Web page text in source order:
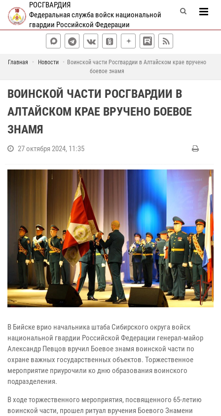
РОСГВАРДИЯ
Федеральная служба войск национальной
гвардии Российской Федерации
Главная Новости
Воинской части Росгвардии в Алтайском крае вручено
боевое знамя
ВОИНСКОЙ ЧАСТИ РОСГВАРДИИ В
АЛТАЙСКОМ КРАЕ ВРУЧЕНО БОЕВОЕ
ЗНАМЯ
27 октября 2024, 11:35
В Бийске врио начальника штаба Сибирского округа войск
национальной гвардии Российской Федерации генерал-майор
Александр Певцов вручил Боевое знамя воинской части по
охране важных государственных объектов. Торжественное
мероприятие приурочили ко дню образования воинского
подразделения.
В ходе торжественного мероприятия, посвященного 65-летию
воинской части, прошел ритуал вручения Боевого Знамени